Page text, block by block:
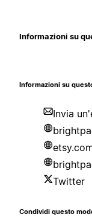
Informazioni su
Informazioni su
Invia
Twitter
Condividi questo